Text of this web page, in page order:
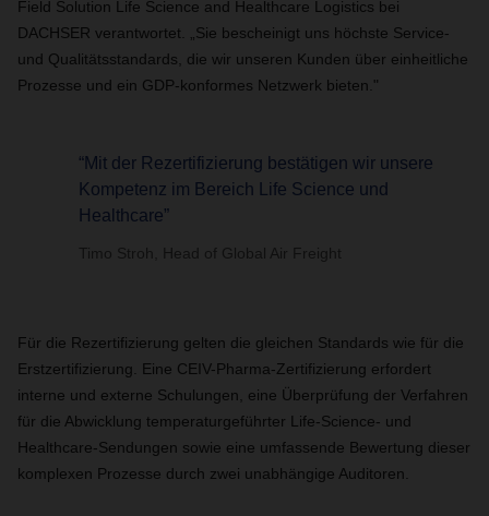
Field Solution Life Science and Healthcare Logistics bei
DACHSER verantwortet. „Sie bescheinigt uns höchste Service-
und Qualitätsstandards, die wir unseren Kunden über einheitliche
Prozesse und ein GDP-konformes Netzwerk bieten."
“Mit der Rezertifizierung bestätigen wir unsere
Kompetenz im Bereich Life Science und
Healthcare”
Timo Stroh, Head of Global Air Freight
Für die Rezertifizierung gelten die gleichen Standards wie für die
Erstzertifizierung. Eine CEIV-Pharma-Zertifizierung erfordert
interne und externe Schulungen, eine Überprüfung der Verfahren
für die Abwicklung temperaturgeführter Life-Science- und
Healthcare-Sendungen sowie eine umfassende Bewertung dieser
komplexen Prozesse durch zwei unabhängige Auditoren.